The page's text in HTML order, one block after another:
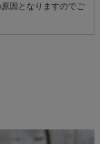
因となりますのでご